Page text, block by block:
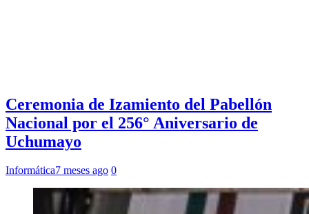
Ceremonia de Izamiento del Pabellón
Nacional por el 256° Aniversario de
Uchumayo
Informática7 meses ago 0